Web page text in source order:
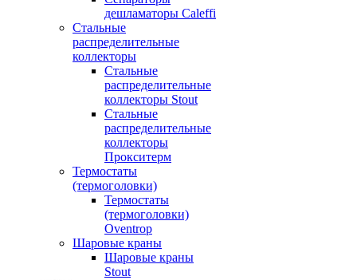
дешламаторы Caleffi
Стальные
распределительные
коллекторы
Стальные
распределительные
коллекторы Stout
Стальные
распределительные
коллекторы
Прокситерм
Термостаты
(термоголовки)
Термостаты
(термоголовки)
Oventrop
Шаровые краны
Шаровые краны
Stout